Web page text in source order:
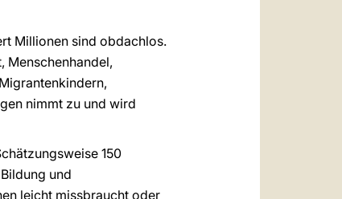
Millionen sind obdachlos.
Menschenhandel,
nimmt zu und wird
150
und
leicht missbraucht oder